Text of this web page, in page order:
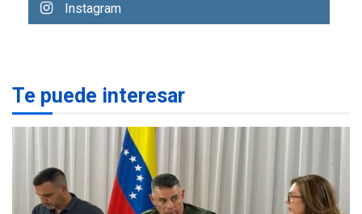
4
Netanyahu descarta plan de
EEUU para Gaza apoyado
por Hamás
DESTACADOS
Instagram
Te puede interesar